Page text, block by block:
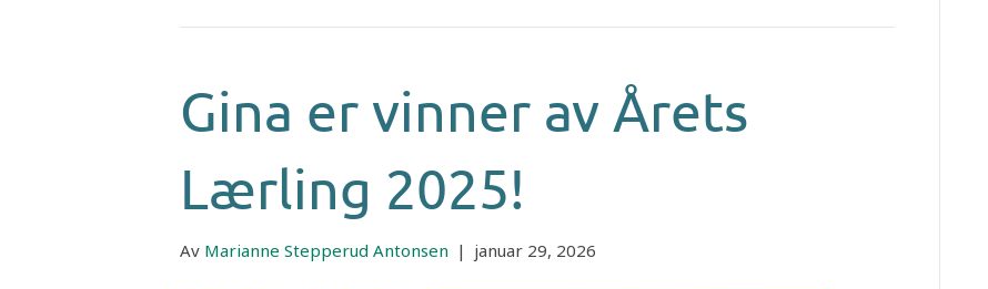
Gina er vinner av Årets
Lærling 2025!
Av Marianne Stepperud Antonsen | januar 29, 2026